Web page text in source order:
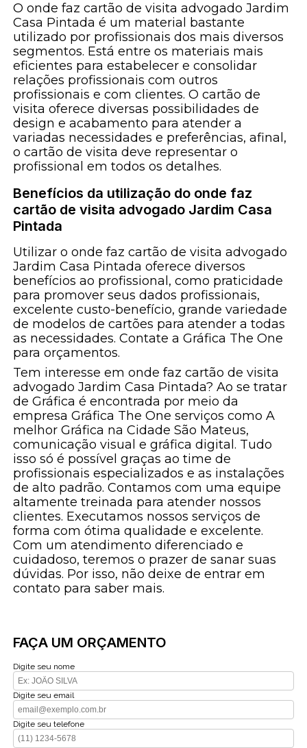
O onde faz cartão de visita advogado Jardim
Casa Pintada é um material bastante
utilizado por profissionais dos mais diversos
segmentos. Está entre os materiais mais
eficientes para estabelecer e consolidar
relações profissionais com outros
profissionais e com clientes. O cartão de
visita oferece diversas possibilidades de
design e acabamento para atender a
variadas necessidades e preferências, afinal,
o cartão de visita deve representar o
profissional em todos os detalhes.
Benefícios da utilização do onde faz
cartão de visita advogado Jardim Casa
Pintada
Utilizar o onde faz cartão de visita advogado
Jardim Casa Pintada oferece diversos
benefícios ao profissional, como praticidade
para promover seus dados profissionais,
excelente custo-benefício, grande variedade
de modelos de cartões para atender a todas
as necessidades. Contate a Gráfica The One
para orçamentos.
Tem interesse em onde faz cartão de visita
advogado Jardim Casa Pintada? Ao se tratar
de Gráfica é encontrada por meio da
empresa Gráfica The One serviços como A
melhor Gráfica na Cidade São Mateus,
comunicação visual e gráfica digital. Tudo
isso só é possível graças ao time de
profissionais especializados e as instalações
de alto padrão. Contamos com uma equipe
altamente treinada para atender nossos
clientes. Executamos nossos serviços de
forma com ótima qualidade e excelente.
Com um atendimento diferenciado e
cuidadoso, teremos o prazer de sanar suas
dúvidas. Por isso, não deixe de entrar em
contato para saber mais.
FAÇA UM ORÇAMENTO
Digite seu nome
Digite seu email
Digite seu telefone